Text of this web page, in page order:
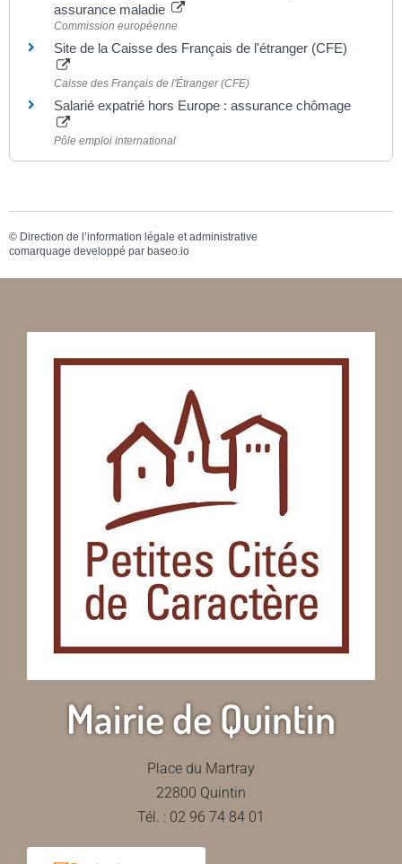
assurance maladie
Commission européenne
Site de la Caisse des Français de l'étranger (CFE)
Caisse des Français de l'Étranger (CFE)
Salarié expatrié hors Europe : assurance chômage
Pôle emploi international
© Direction de l’information légale et administrative
comarquage developpé par baseo.io
Mairie de Quintin
Place du Martray
22800 Quintin
Tél. : 02 96 74 84 01